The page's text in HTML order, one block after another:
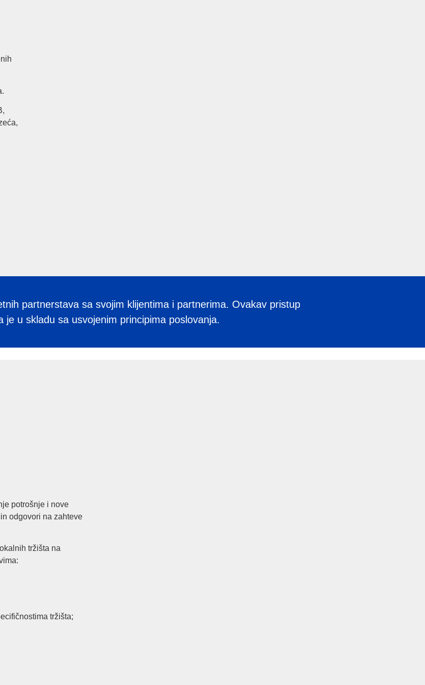
partnerstava sa svojim klijentima i partnerima. Ovakav pristup
u skladu sa usvojenim principima poslovanja.
potrošnje i nove
odgovori na zahteve
tržišta na
tržišta;